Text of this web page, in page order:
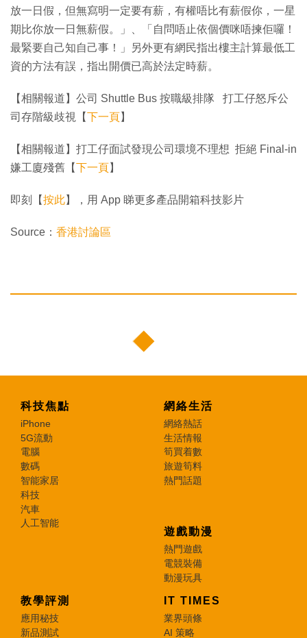
放一日假，但無寫明一定要有薪，有權唔比有薪假你，一星
期比你放一日無薪假。」、「自問唔止依個價咪唔揀佢囉！
最緊要自己知自己事！」另外更有網民指出樓主計算最低工
資的方法有誤，指出開價已高於法定時薪。
【相關報道】公司 Shuttle Bus 按職級排隊 打工仔怒斥公
司存階級歧視【下一頁】
【相關報道】打工仔面試發現公司環境不理想 拒絕 Final-in
嫌工廈殘舊【下一頁】
即刻【按此】，用 App 睇更多產品開箱科技影片
Source： 香港討論區
科技焦點
iPhone
5G流動
電腦
數碼
智能家居
科技
汽車
人工智能
網絡生活
網絡熱話
生活情報
筍買着數
旅遊筍料
熱門話題
遊戲動漫
熱門遊戲
電競裝備
動漫玩具
教學評測
應用秘技
新品測試
IT TIMES
業界頭條
AI 策略